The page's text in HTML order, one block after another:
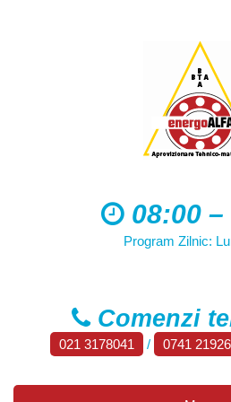
08:00
Program Zilnic:
Comenzi
021 3178041 / 0741